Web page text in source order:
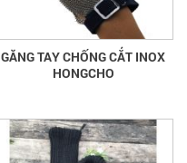
GĂNG TAY CHỐNG CẮT INOX
HONGCHO